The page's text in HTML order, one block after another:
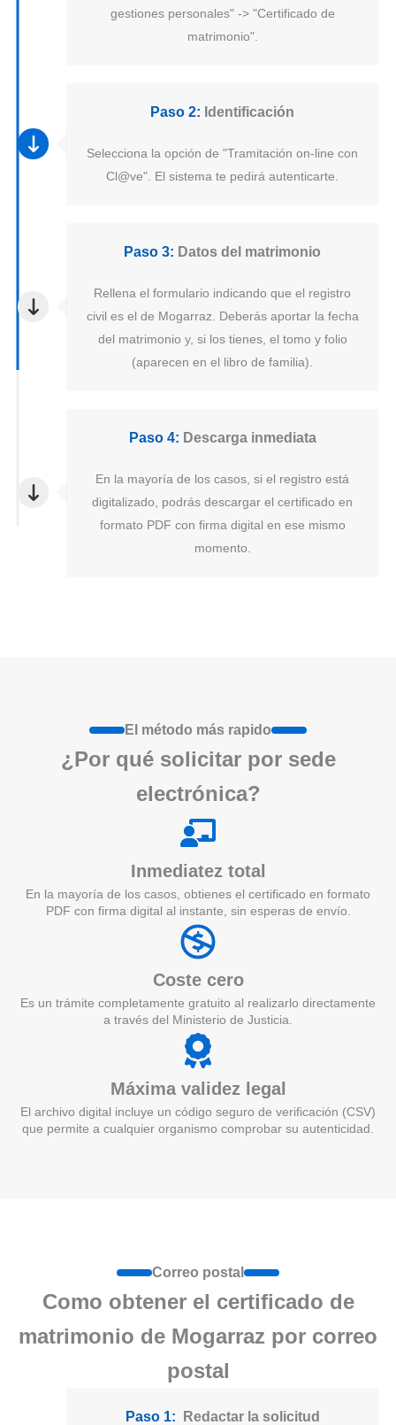
gestiones personales" -> "Certificado de
matrimonio".
Paso 2: Identificación
Selecciona la opción de "Tramitación on-line con
Cl@ve". El sistema te pedirá autenticarte.
Paso 3: Datos del matrimonio
Rellena el formulario indicando que el registro
civil es el de Mogarraz. Deberás aportar la fecha
del matrimonio y, si los tienes, el tomo y folio
(aparecen en el libro de familia).
Paso 4: Descarga inmediata
En la mayoría de los casos, si el registro está
digitalizado, podrás descargar el certificado en
formato PDF con firma digital en ese mismo
momento.
El método más rapido
¿Por qué solicitar por sede
electrónica?
Inmediatez total
En la mayoría de los casos, obtienes el certificado en formato
PDF con firma digital al instante, sin esperas de envío.
Coste cero
Es un trámite completamente gratuito al realizarlo directamente
a través del Ministerio de Justicia.
Máxima validez legal
El archivo digital incluye un código seguro de verificación (CSV)
que permite a cualquier organismo comprobar su autenticidad.
Correo postal
Como obtener el certificado de
matrimonio de Mogarraz por correo
postal
Paso 1: Redactar la solicitud